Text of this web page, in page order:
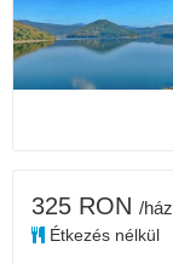
325 RON /ház
Étkezés nélkül